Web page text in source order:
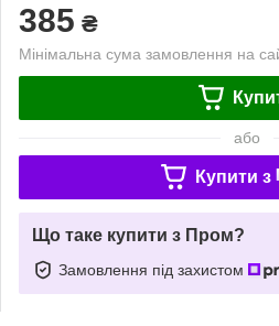
385 ₴
Мінімальна сума замовлення на
або
Купити з
Що таке купити з Пром?
Замовлення під захистом